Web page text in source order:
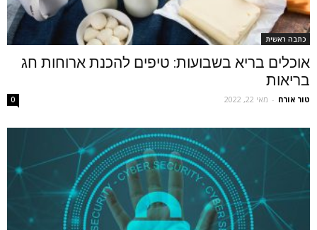
כתבה ראשית
אוכלים בריא בשבועות: טיפים להכנת ארוחות חג
בריאות
טור אורח - מאי 22, 2022 0